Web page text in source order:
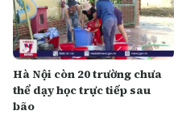
Hà Nội còn 20 trường chưa
thể dạy học trực tiếp sau
bão